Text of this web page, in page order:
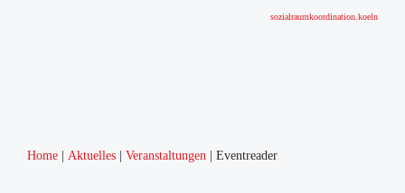
sozialraumkoordination.koeln
Home Aktuelles Veranstaltungen Eventreader